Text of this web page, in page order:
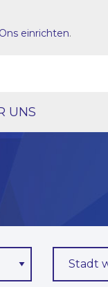
UNS
Stadt
einrichten.